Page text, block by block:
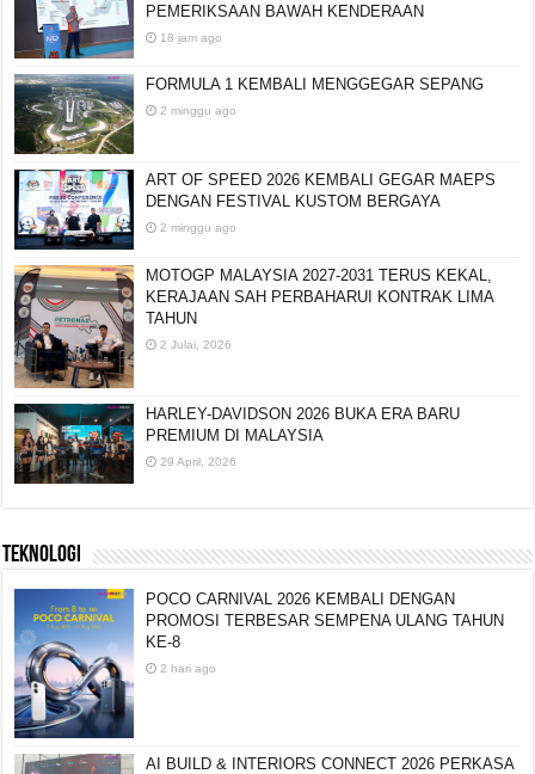
PEMERIKSAAN BAWAH KENDERAAN
18 jam ago
FORMULA 1 KEMBALI MENGGEGAR SEPANG
2 minggu ago
ART OF SPEED 2026 KEMBALI GEGAR MAEPS
DENGAN FESTIVAL KUSTOM BERGAYA
2 minggu ago
MOTOGP MALAYSIA 2027-2031 TERUS KEKAL,
KERAJAAN SAH PERBAHARUI KONTRAK LIMA
TAHUN
2 Julai, 2026
HARLEY-DAVIDSON 2026 BUKA ERA BARU
PREMIUM DI MALAYSIA
29 April, 2026
TEKNOLOGI
POCO CARNIVAL 2026 KEMBALI DENGAN
PROMOSI TERBESAR SEMPENA ULANG TAHUN
KE-8
2 hari ago
AI BUILD & INTERIORS CONNECT 2026 PERKASA